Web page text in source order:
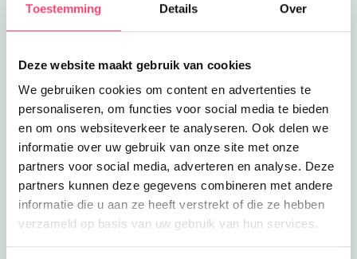
Toestemming Details Over
Deze website maakt gebruik van cookies
We gebruiken cookies om content en advertenties te
personaliseren, om functies voor social media te bieden
en om ons websiteverkeer te analyseren. Ook delen we
informatie over uw gebruik van onze site met onze
partners voor social media, adverteren en analyse. Deze
partners kunnen deze gegevens combineren met andere
informatie die u aan ze heeft verstrekt of die ze hebben
verzameld op basis van uw gebruik van hun services.
Eropuit
Het Oosterbad
plonsen in natuurwater bij Het
Lees meer Het Oosterbad
3.9 km
Feestjes
Sportief kinderfeestje
Vier een sportief kinderfeestje met één
Lees meer Sportief kinderfeestje
Clubjes
Plons Muziek Amstelveen
Zangles voor alle leeftijden, Algemene
Muzikale vorming en KleuterMuziek in
Lees meer Plons Muziek Amstelveen